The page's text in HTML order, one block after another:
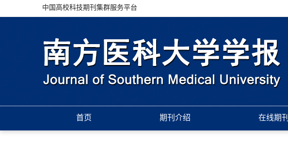
中国高校科技期刊集群服务平台
首页 期刊介绍 在线期刊